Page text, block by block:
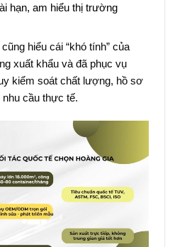
hạn, am hiểu thị trường
hiểu cái “khó tính” của
xuất khẩu và đã phục vụ
kiểm soát chất lượng, hồ sơ
cầu thực tế.